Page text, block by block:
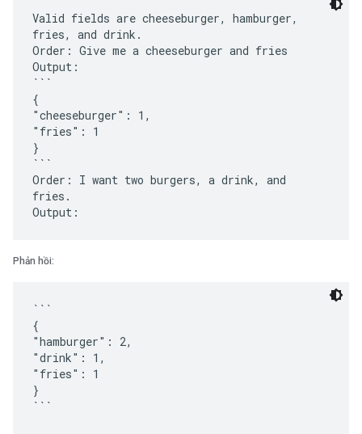
Valid fields are cheeseburger, hamburger,
fries, and drink.
Order: Give me a cheeseburger and fries
Output:
```
{
"cheeseburger": 1,
"fries": 1
}
```
Order: I want two burgers, a drink, and
fries.
Phản hồi:
```
{
"hamburger": 2,
"drink": 1,
"fries": 1
}